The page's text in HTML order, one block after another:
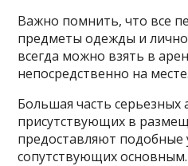
Важно помнить, что все
предметы одежды и
всегда можно взять в
непосредственно на месте.
Большая часть серьезных
присутствующих в
предоставляют подобные
сопутствующих основным.